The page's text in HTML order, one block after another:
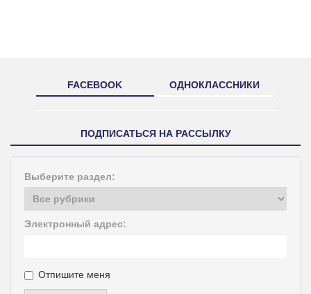
FACEBOOK ОДНОКЛАССНИКИ
ПОДПИСАТЬСЯ НА РАССЫЛКУ
Выберите раздел:
Электронный адрес:
Отпишите меня